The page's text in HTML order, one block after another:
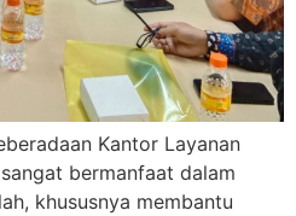
Kantor Layanan
bermanfaat dalam
khususnya membantu